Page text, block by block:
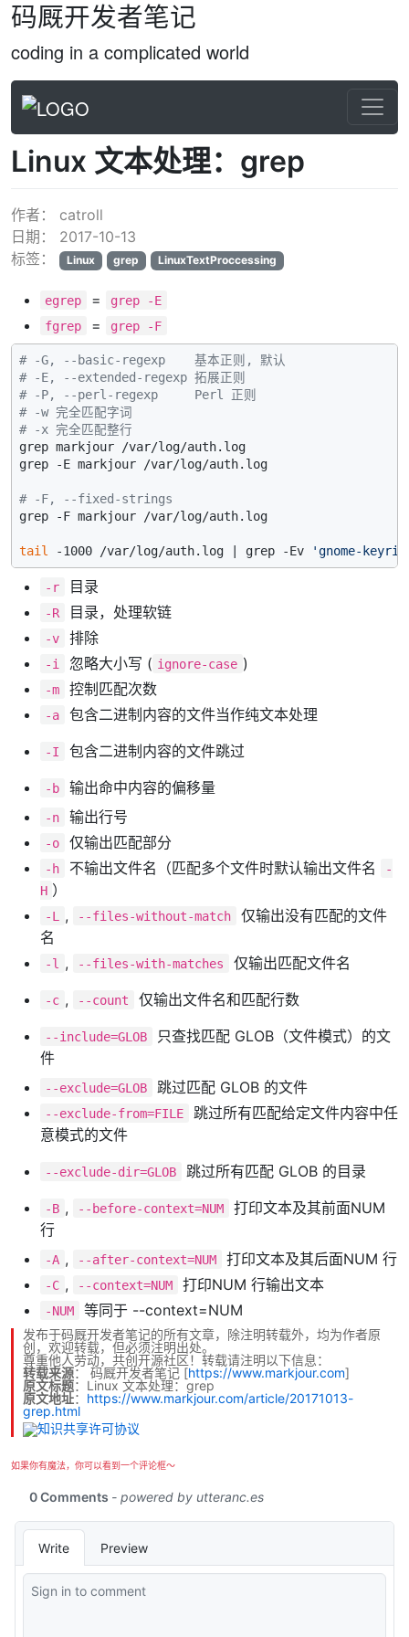
码厩开发者笔记
coding in a complicated world
Linux 文本处理：grep
作者： catroll
日期： 2017-10-13
标签：
Linux grep LinuxTextProccessing
egrep =
grep -E
fgrep
= grep -F
# -G, --basic-regexp    基本正则, 默认
# -E, --extended-regexp 拓展正则
# -P, --perl-regexp     Perl 正则
# -w 完全匹配字词
# -x 完全匹配整行
grep markjour /var/log/auth.log
grep -E markjour /var/log/auth.log
# -F, --fixed-strings
grep -F markjour /var/log/auth.log
tail -1000 /var/log/auth.log | grep -Ev 'gnome-
-r 目录
-R 目录，处理软链
-v 排除
-i 忽略大小写 ( ignore-case )
-m 控制匹配次数
-a 包含二进制内容的文件当作纯文本处理
-I 包含二进制内容的文件跳过
-b 输出命中内容的偏移量
-n 输出行号
-o 仅输出匹配部分
-h 不输出文件名（匹配多个文件时默认输出文件名
-
H ）
-L , --files-without-match
仅输出没有匹配的文件
名
-l , --files-with-matches 仅输出匹配文件名
-c , --count 仅输出文件名和匹配行数
--include=GLOB
只查找匹配 GLOB（文件模式）的文
件
--exclude=GLOB 跳过匹配 GLOB 的文件
--exclude-from=FILE
跳过所有匹配给定文件内容中任
意模式的文件
--exclude-dir=GLOB 跳过所有匹配 GLOB 的目录
-B , --before-context=NUM
打印文本及其前面NUM
行
-A , --after-context=NUM 打印文本及其后面NUM 行
-C , --context=NUM 打印NUM 行输出文本
-NUM 等同于 --context=NUM
发布于码厩开发者笔记的所有文章，除注明转载外，均为作者原
创，欢迎转载，但必须注明出处。
尊重他人劳动，共创开源社区！转载请注明以下信息：
转载来源： 码厩开发者笔记 [https://www.markjour.com]
原文标题：Linux 文本处理：grep
原文地址： https://www.markjour.com/article/20171013-
grep.html
如果你有魔法，你可以看到一个评论框～